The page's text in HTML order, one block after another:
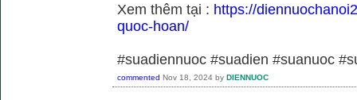
Xem thêm tại : https://
quoc-hoan/
#suadiennuoc #suadien #suanuoc
commented Nov 18, 2024 by DIENNUOC